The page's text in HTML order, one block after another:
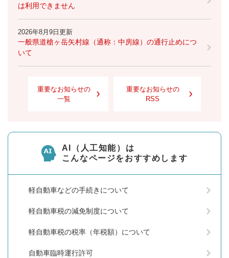
は利用できません
2026年8月9日更新
一般県道槍ヶ岳矢村線（通称：中房線）の通行止めにつ
いて
重要なお知らせの
一覧
重要なお知らせの
RSS
AI（人工知能）は
こんなページをおすすめします
軽自動車などの手続きについて
軽自動車税の減免制度について
軽自動車税の税率（年税額）について
自動車臨時運行許可